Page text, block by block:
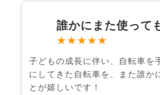
誰かにまた使って
★★★★★
子どもの成長に伴い、自転車を
にしてきた自転車を、また誰か
とが嬉しいです！